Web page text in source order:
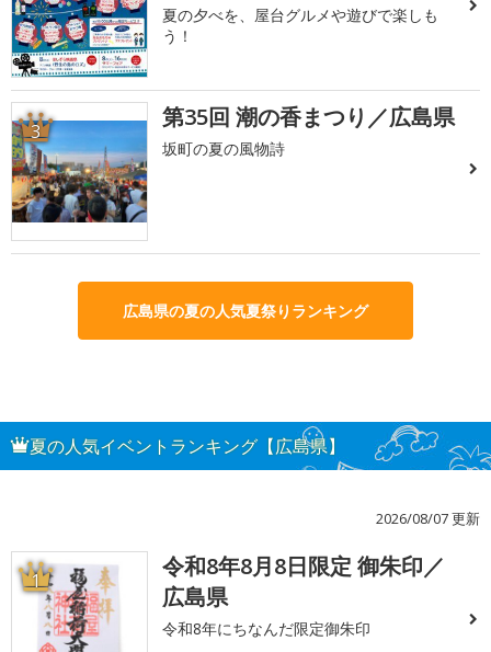
夏の夕べを、屋台グルメや遊びで楽しも
う！
3 第35回 潮の香まつり／広島県
坂町の夏の風物詩
広島県の夏の人気夏祭りランキング
夏の人気イベントランキング【広島県】
2026/08/07 更新
1
令和8年8月8日限定 御朱印／
広島県
令和8年にちなんだ限定御朱印